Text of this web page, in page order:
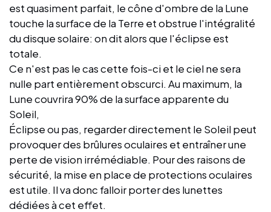
est quasiment parfait, le cône d'ombre de la Lune
touche la surface de la Terre et obstrue l'intégralité
du disque solaire: on dit alors que l'éclipse est
totale.
Ce n'est pas le cas cette fois-ci et le ciel ne sera
nulle part entièrement obscurci. Au maximum, la
Lune couvrira 90% de la surface apparente du
Soleil,
Éclipse ou pas, regarder directement le Soleil peut
provoquer des brûlures oculaires et entraîner une
perte de vision irrémédiable. Pour des raisons de
sécurité, la mise en place de protections oculaires
est utile. Il va donc falloir porter des lunettes
dédiées à cet effet.